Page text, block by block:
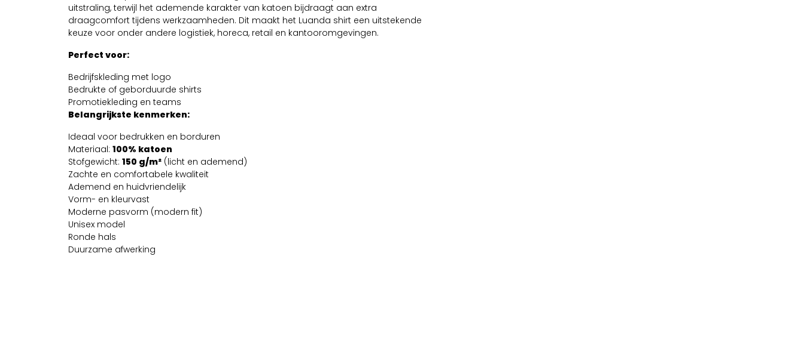
uitstraling, terwijl het ademende karakter van katoen bijdraagt aan extra
draagcomfort tijdens werkzaamheden. Dit maakt het Luanda shirt een uitstekende
keuze voor onder andere logistiek, horeca, retail en kantooromgevingen.
Perfect voor:
Bedrijfskleding met logo
Bedrukte of geborduurde shirts
Promotiekleding en teams
Belangrijkste kenmerken:
Ideaal voor bedrukken en borduren
Materiaal: 100% katoen
Stofgewicht: 150 g/m² (licht en ademend)
Zachte en comfortabele kwaliteit
Ademend en huidvriendelijk
Vorm- en kleurvast
Moderne pasvorm (modern fit)
Unisex model
Ronde hals
Duurzame afwerking